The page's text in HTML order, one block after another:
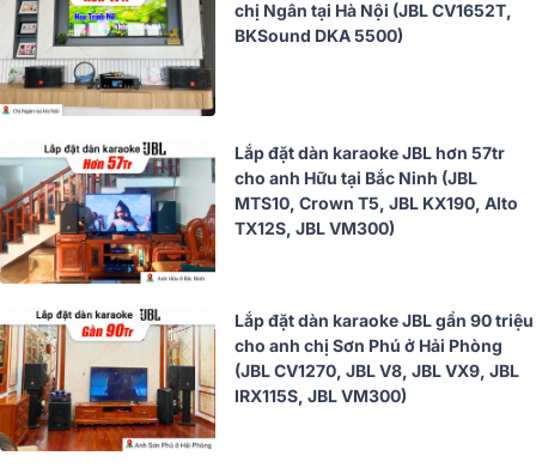
chị Ngân tại Hà Nội (JBL CV1652T,
BKSound DKA 5500)
Lắp đặt dàn karaoke JBL hơn 57tr
cho anh Hữu tại Bắc Ninh (JBL
MTS10, Crown T5, JBL KX190, Alto
TX12S, JBL VM300)
Lắp đặt dàn karaoke JBL gần 90 triệu
cho anh chị Sơn Phú ở Hải Phòng
(JBL CV1270, JBL V8, JBL VX9, JBL
IRX115S, JBL VM300)